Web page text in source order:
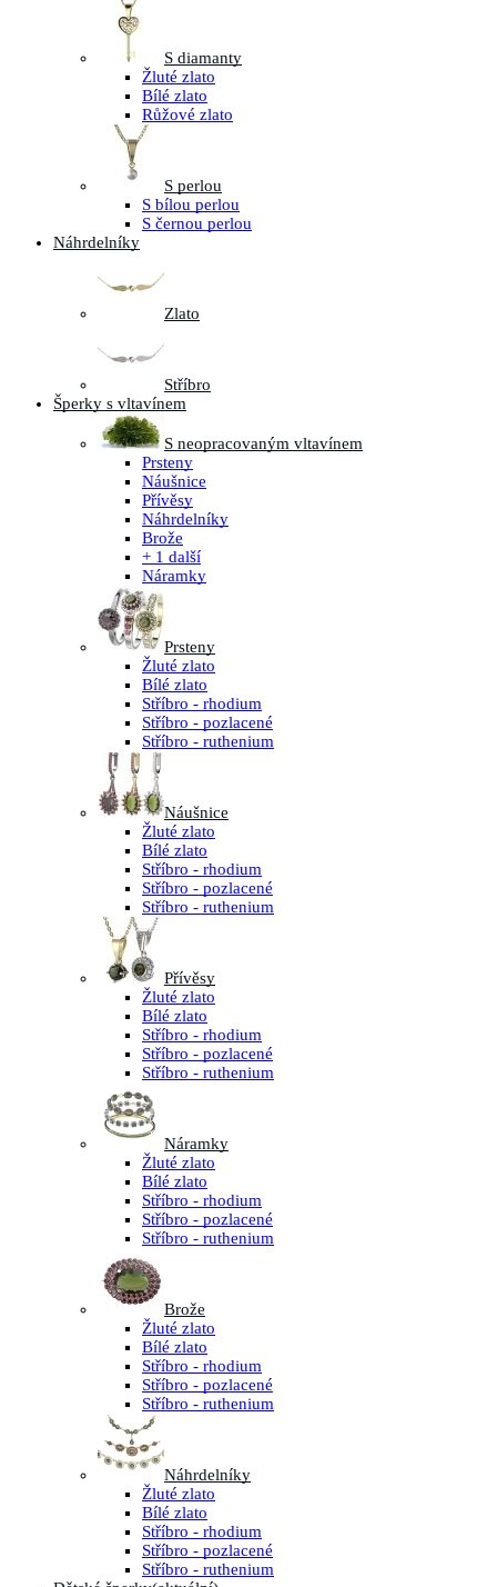
S diamanty
Žluté zlato
Bílé zlato
Růžové zlato
S perlou
S bílou perlou
S černou perlou
Náhrdelníky
Zlato
Stříbro
Šperky s vltavínem
S neopracovaným vltavínem
Prsteny
Náušnice
Přívěsy
Náhrdelníky
Brože
+ 1 další
Náramky
Prsteny
Žluté zlato
Bílé zlato
Stříbro - rhodium
Stříbro - pozlacené
Stříbro - ruthenium
Náušnice
Žluté zlato
Bílé zlato
Stříbro - rhodium
Stříbro - pozlacené
Stříbro - ruthenium
Přívěsy
Žluté zlato
Bílé zlato
Stříbro - rhodium
Stříbro - pozlacené
Stříbro - ruthenium
Náramky
Žluté zlato
Bílé zlato
Stříbro - rhodium
Stříbro - pozlacené
Stříbro - ruthenium
Brože
Žluté zlato
Bílé zlato
Stříbro - rhodium
Stříbro - pozlacené
Stříbro - ruthenium
Náhrdelníky
Žluté zlato
Bílé zlato
Stříbro - rhodium
Stříbro - pozlacené
Stříbro - ruthenium